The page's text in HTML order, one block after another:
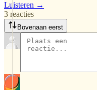
Luisteren →
3 reacties
Bovenaan eerst